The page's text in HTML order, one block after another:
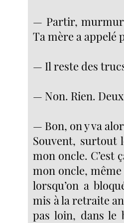
— Partir,
Ta mère a appelé
— Il reste des
— Non. Rien.
— Bon, on y va
Souvent, surtout
mon oncle. C’est
mon oncle,
lorsqu’on a
mis à la retraite
pas loin, dans le